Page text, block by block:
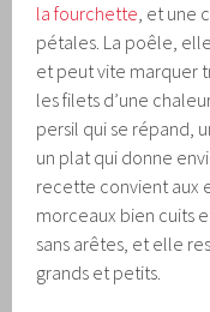
la fourchette, et une
pétales. La poêle,
et peut vite marquer
les filets d’une
persil qui se répand,
un plat qui donne
recette convient aux
morceaux bien cuits
sans arêtes, et elle
grands et petits.